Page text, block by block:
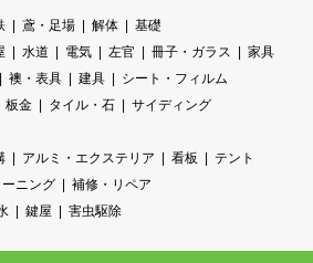
鳶・足場 解体
基礎
水道 電気 左官 冊子・ガラス
家具
襖・表具 建具
シート・フィルム
板金 タイル・石
サイディング
アルミ・エクステリア 看板
テント
ニング
補修・リペア
鍵屋 害虫駆除